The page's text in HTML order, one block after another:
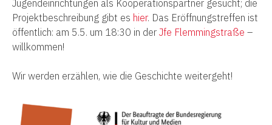
Jugendeinrichtungen als Kooperationspartner gesucht; die
Projektbeschreibung gibt es hier. Das Eröffnungstreffen ist
öffentlich: am 5.5. um 18:30 in der Jfe Flemmingstraße –
willkommen!
Wir werden erzählen, wie die Geschichte weitergeht!